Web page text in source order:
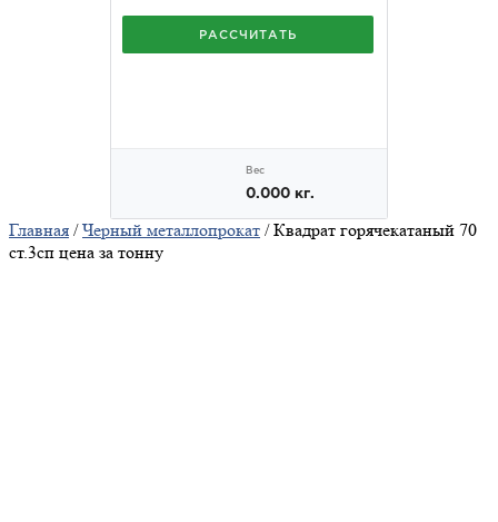
Главная /Черный металлопрокат / Квадрат горячекатаный 70
ст.3сп цена за тонну